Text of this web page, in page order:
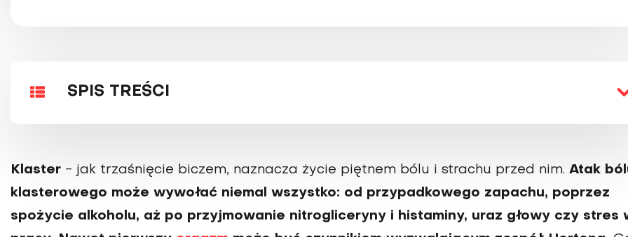
SPIS TREŚCI
Klaster - jak trzaśnięcie biczem, naznacza życie piętnem bólu i strachu przed nim. Atak
klasterowego może wywołać niemal wszystko: od przypadkowego zapachu, poprzez
spożycie alkoholu, aż po przyjmowanie nitrogliceryny i histaminy, uraz głowy czy stres